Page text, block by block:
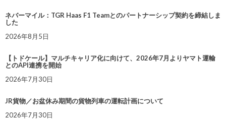
ネバーマイル：TGR Haas F1 Teamとのパートナーシップ契約を締結しま
した
2026年8月5日
【トドケール】マルチキャリア化に向けて、2026年7月よりヤマト運輸
とのAPI連携を開始
2026年7月30日
JR貨物／お盆休み期間の貨物列車の運転計画について
2026年7月30日